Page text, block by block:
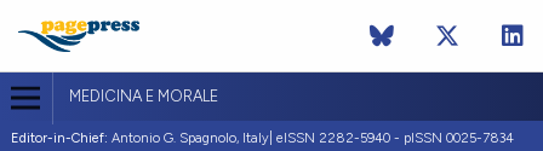
MEDICINA E MORALE
Editor-in-Chief: Antonio G. Spagnolo, Italy| eISSN 2282-5940 - pISSN 0025-7834